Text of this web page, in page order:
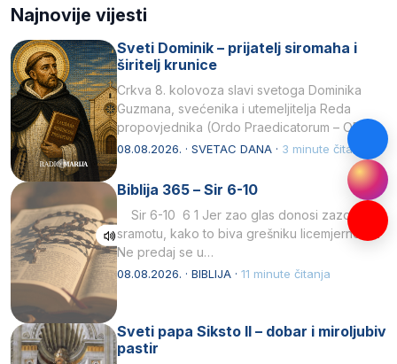
Najnovije vijesti
Sveti Dominik – prijatelj siromaha i
širitelj krunice
Crkva 8. kolovoza slavi svetoga Dominika
Guzmana, svećenika i utemeljitelja Reda
propovjednika (Ordo Praedicatorum – OP).
Svojim životom, dubokom ljubavlju prema
08.08.2026. · SVETAC DANA · 3 minute čitanja
Biblija 365 – Sir 6-10
Sir 6-10 6 1 Jer zao glas donosi zazor i
sramotu, kako to biva grešniku licemjernom.2
Ne predaj se u…
08.08.2026. · BIBLIJA · 11 minute čitanja
Sveti papa Siksto II – dobar i miroljubiv
pastir